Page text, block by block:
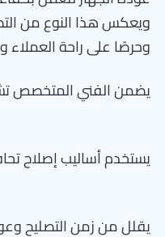
ويعكس هذا النوع من
وحرصًا على راحة العملاء
يضمن الفني المتخصص
يستخدم أساليب إصلاح
يقلل من زمن التصليح